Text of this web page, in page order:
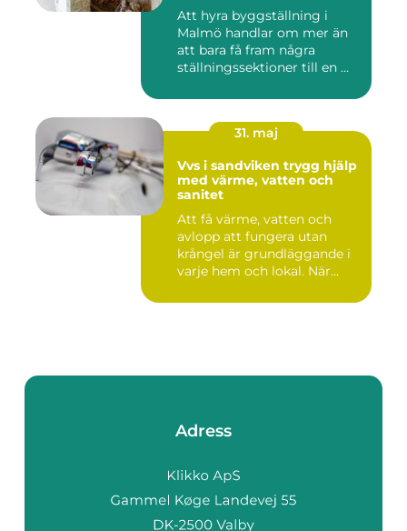
Att hyra byggställning i
Malmö handlar om mer än
att bara få fram några
ställningssektioner till en ...
31. maj
Vvs i sandviken trygg hjälp
med värme, vatten och
sanitet
Att få värme, vatten och
avlopp att fungera utan
krångel är grundläggande i
varje hem och lokal. När...
Adress